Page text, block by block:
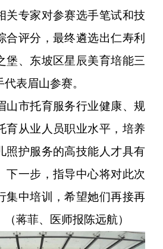
关专家对参赛选手笔试和技
合评分，最终遴选出仁寿利
堡、东坡区星辰美育培能三
表眉山参赛。
山市托育服务行业健康、规
育从业人员职业水平，培养
照护服务的高技能人才具有
下一步，指导中心将对此次
集中培训，希望她们再接再
蒋菲、医师报陈远航）